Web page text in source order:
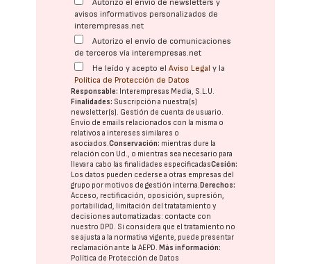
Autorizo el envío de newsletters y
avisos informativos personalizados de
interempresas.net
Autorizo el envío de comunicaciones
de terceros vía interempresas.net
He leído y acepto elAviso Legal y la
Política de Protección de Datos
Responsable: Interempresas Media, S.L.U.
Finalidades: Suscripción a nuestra(s)
newsletter(s). Gestión de cuenta de usuario.
Envío de emails relacionados con la misma o
relativos a intereses similares o
asociados.Conservación: mientras dure la
relación con Ud., o mientras sea necesario para
llevar a cabo las finalidades especificadasCesión:
Los datos pueden cederse a otras empresas del
grupo por motivos de gestión interna. Derechos:
Acceso, rectificación, oposición, supresión,
portabilidad, limitación del tratatamiento y
decisiones automatizadas: contacte con
nuestro DPD. Si considera que el tratamiento no
se ajusta a la normativa vigente, puede presentar
reclamación ante laAEPD. Más información:
Política de Protección de Datos